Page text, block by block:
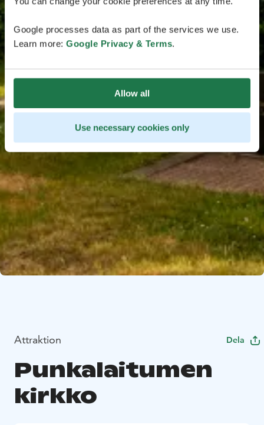
Google processes data as part of the services we use.
Learn more: Google Privacy & Terms.
Allow all
Use necessary cookies only
Attraktion Dela
Punkalaitumen
kirkko